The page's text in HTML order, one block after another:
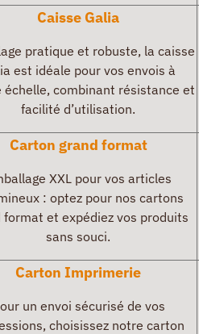
Caisse Galia
pratique et robuste, la caisse
est idéale pour vos envois à
échelle, combinant résistance et
facilité d’utilisation.
Carton grand format
XXL pour vos articles
: optez pour nos cartons
format et expédiez vos produits
sans souci.
Carton Imprimerie
un envoi sécurisé de vos
choisissez notre carton